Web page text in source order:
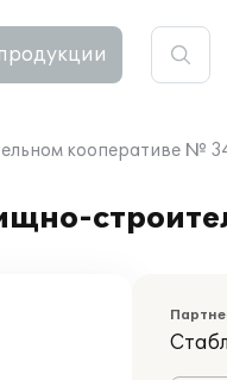
кооперативе №